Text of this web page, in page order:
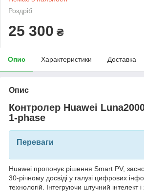
Роздріб
25 300 ₴
Опис Характеристики Доставка
Опис
Контролер Huawei
1-phase
Переваги
Huawei пропонує рішення Smart PV,
30-річному досвіді у галузі цифрових
технологій. Інтегруючи штучний інтелект і